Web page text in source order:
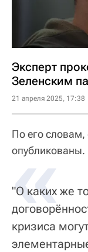
Эксперт
Зеленским
21 апреля 2025, 17:38
По его
опубликованы.
«
"О каких же
кризиса